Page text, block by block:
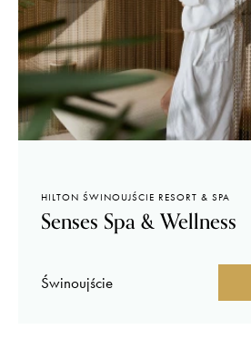
HILTON ŚWINOUJŚCIE RESORT & SPA
Senses Spa & Wellness
Świnoujście